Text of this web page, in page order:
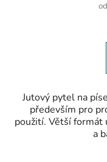
Jutový pytel na
především pro
použití. Větší formát
a